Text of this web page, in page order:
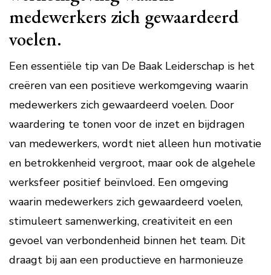
medewerkers zich gewaardeerd
voelen.
Een essentiële tip van De Baak Leiderschap is het
creëren van een positieve werkomgeving waarin
medewerkers zich gewaardeerd voelen. Door
waardering te tonen voor de inzet en bijdragen
van medewerkers, wordt niet alleen hun motivatie
en betrokkenheid vergroot, maar ook de algehele
werksfeer positief beïnvloed. Een omgeving
waarin medewerkers zich gewaardeerd voelen,
stimuleert samenwerking, creativiteit en een
gevoel van verbondenheid binnen het team. Dit
draagt bij aan een productieve en harmonieuze